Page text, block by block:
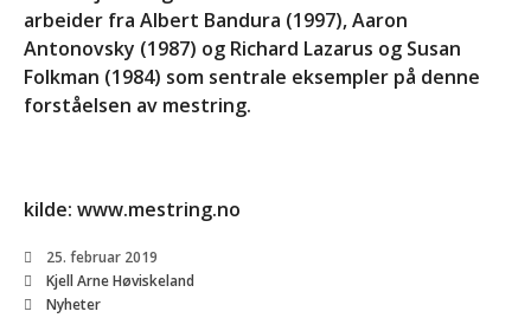
Aktivitetstreff på Hurdal
29. september 2028 @
18:00- 1. oktober 2028
@ 14:00
arbeider fra Albert Bandura (1997), Aaron
Antonovsky (1987) og Richard Lazarus og Susan
Folkman (1984) som sentrale eksempler på denne
forståelsen av mestring.
kilde: www.mestring.no
25. februar 2019
Kjell Arne Høviskeland
Nyheter